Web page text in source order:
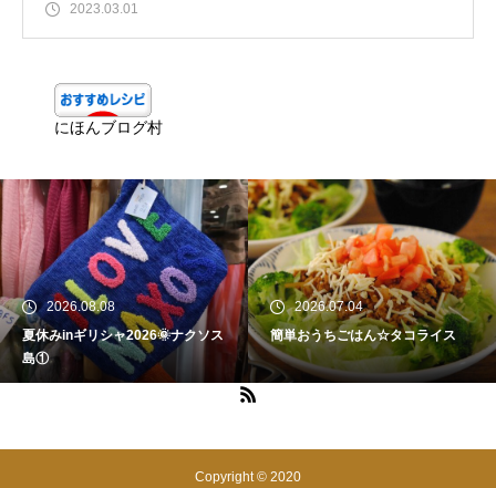
2023.03.01
にほんブログ村
2026.08.08
夏休みinギリシャ2026🌞ナクソス
島①
2026.07.04
簡単おうちごはん☆タコライス
Copyright © 2020